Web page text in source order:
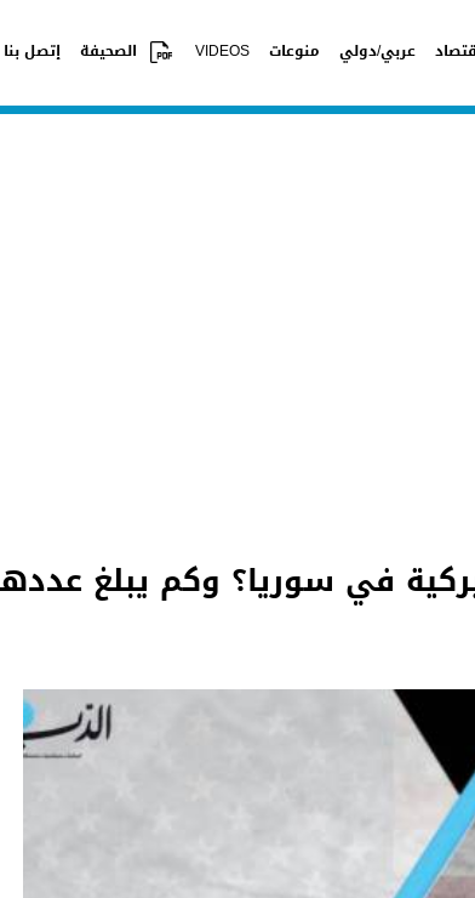
عربي/دولي منوعات VIDEOS الصحيفة إتصل بنا
في سوريا؟ وكم يبلغ